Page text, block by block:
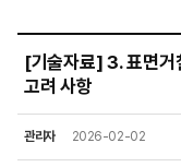
[기술자료] 3. 표면거
고려 사항
관리자 2026-02-02